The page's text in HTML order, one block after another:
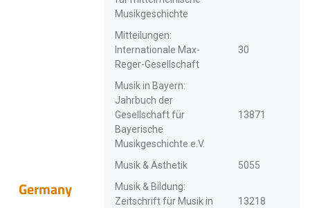
Germany
Musikgeschichte
Mitteilungen:
Internationale Max-
Reger-Gesellschaft
30
Musik in Bayern:
Jahrbuch der
Gesellschaft für
Bayerische
Musikgeschichte e.V.
13871
Musik & Ästhetik
5055
Musik & Bildung:
Zeitschrift für Musik in
13218